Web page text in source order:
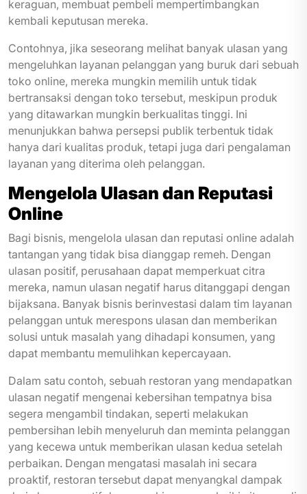
keraguan, membuat pembeli mempertimbangkan
kembali keputusan mereka.
Contohnya, jika seseorang melihat banyak ulasan yang
mengeluhkan layanan pelanggan yang buruk dari sebuah
toko online, mereka mungkin memilih untuk tidak
bertransaksi dengan toko tersebut, meskipun produk
yang ditawarkan mungkin berkualitas tinggi. Ini
menunjukkan bahwa persepsi publik terbentuk tidak
hanya dari kualitas produk, tetapi juga dari pengalaman
layanan yang diterima oleh pelanggan.
Mengelola Ulasan dan Reputasi
Online
Bagi bisnis, mengelola ulasan dan reputasi online adalah
tantangan yang tidak bisa dianggap remeh. Dengan
ulasan positif, perusahaan dapat memperkuat citra
mereka, namun ulasan negatif harus ditanggapi dengan
bijaksana. Banyak bisnis berinvestasi dalam tim layanan
pelanggan untuk merespons ulasan dan memberikan
solusi untuk masalah yang dihadapi konsumen, yang
dapat membantu memulihkan kepercayaan.
Dalam satu contoh, sebuah restoran yang mendapatkan
ulasan negatif mengenai kebersihan tempatnya bisa
segera mengambil tindakan, seperti melakukan
pembersihan lebih menyeluruh dan meminta pelanggan
yang kecewa untuk memberikan ulasan kedua setelah
perbaikan. Dengan mengatasi masalah ini secara
proaktif, restoran tersebut dapat menyangkal dampak